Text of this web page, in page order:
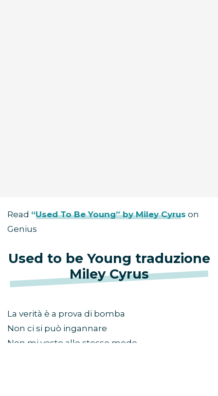
Read “Used To Be Young” by Miley Cyrus on
Genius
Used to be Young traduzione
Miley Cyrus
La verità è a prova di bomba
Non ci si può ingannare
Non mi vesto allo stesso modo